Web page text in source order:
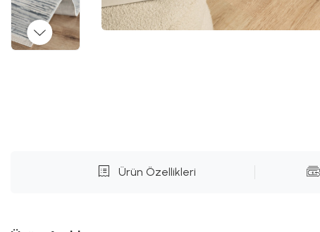
Ürün Özellikleri